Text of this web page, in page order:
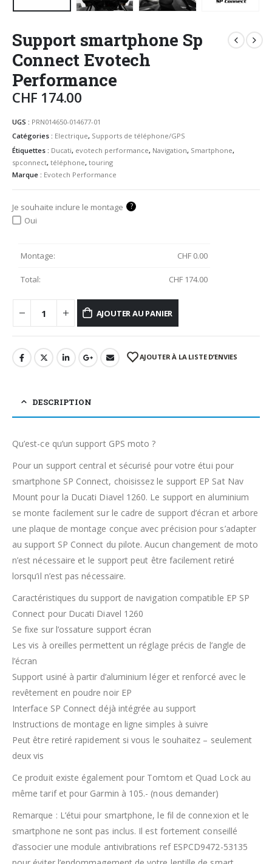
Support smartphone Sp
Connect Evotech
Performance
CHF 174.00
UGS : PRN014650-014677-01
Catégories : Electrique, Supports de téléphone/GPS
Étiquettes : Ducati, evotech performance, Navigation, Smartphone,
spconnect, téléphone, touring
Marque : Evotech Performance
Je souhaite inclure le montage ?
Oui
Montage: CHF 0.00
Total: CHF 174.00
AJOUTER AU PANIER
AJOUTER À LA LISTE D’ENVIES
DESCRIPTION
Qu’est-ce qu’un support GPS moto ?
Pour un support central et sécurisé pour votre étui pour
smartphone SP Connect, choisissez le support EP Sat Nav
Mount pour la Ducati Diavel 1260. Le support en aluminium
se monte facilement sur le cadre de support d’écran et arbore
une plaque de montage conçue avec précision pour s’adapter
au support SP Connect du pilote. Aucun changement de moto
n’est nécessaire et le support peut être facilement retiré
lorsqu’il n’est pas nécessaire.
Caractéristiques du support de navigation compatible EP SP
Connect pour Ducati Diavel 1260
Se fixe sur l’ossature support écran
Les vis à oreilles permettent un réglage précis de l’angle de
l’écran
Support usiné à partir d’aluminium léger et renforcé avec le
revêtement en poudre noir EP
Interface SP Connect déjà intégrée au support
Instructions de montage en ligne simples à suivre
Peut être retiré rapidement si vous le souhaitez – seulement
deux vis
Ce produit existe également pour Tomtom et Quad Lock au
même tarif et pour Garmin à 105.- (nous demander)
Remarque : L’étui pour smartphone, le fil de connexion et le
smartphone ne sont pas inclus. Il est fortement conseillé
d’associer une module antivibrations ref ESPCD9472-53135